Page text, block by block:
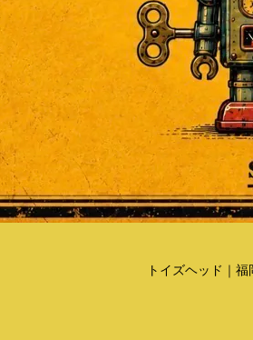
トイズヘッド｜